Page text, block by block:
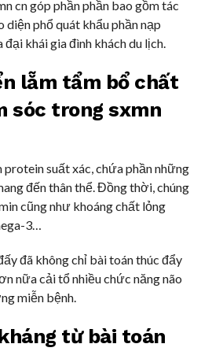
cn góp phần phần bao gồm tác
diện phổ quát khẩu phần nạp
khái gia đình khách du lịch.
lẵm tẩm bổ chất
sóc trong sxmn
protein suất xác, chứa phần những
đến thân thể. Đồng thời, chúng
cũng như khoáng chất lỏng
3…
đã không chỉ bài toán thúc đẩy
nữa cải tổ nhiều chức năng não
miễn bệnh.
từ bài toán